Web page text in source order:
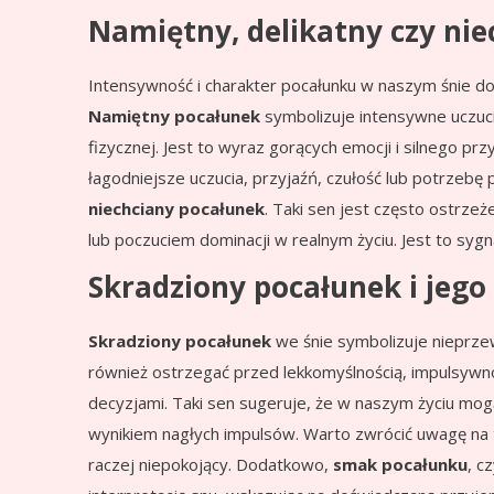
Namiętny, delikatny czy
Intensywność i charakter pocałunku w naszym śnie
Namiętny pocałunek symbolizuje intensywne
fizycznej. Jest to wyraz gorących emocji i silnego
łagodniejsze uczucia, przyjaźń, czułość lub
niechciany pocałunek. Taki sen jest często
lub poczuciem dominacji w realnym życiu. Jest to
Skradziony pocałunek i
Skradziony pocałunek we śnie symbolizuje
również ostrzegać przed lekkomyślnością,
decyzjami. Taki sen sugeruje, że w naszym życiu
wynikiem nagłych impulsów. Warto zwrócić uwagę
raczej niepokojący. Dodatkowo, smak pocałunku,